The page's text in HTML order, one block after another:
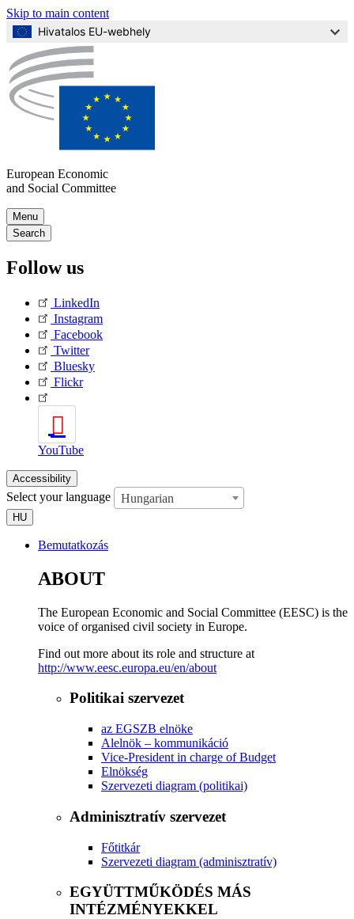
Skip to main content
Hivatalos EU-webhely
European Economic
and Social Committee
Main
navigation
(Mobile)
Menu
to
Content
Search
Follow us
LinkedIn
Instagram
Facebook
Twitter
Bluesky
Flickr
YouTube
Accessibility
Select your language Hungarian
HU
Bemutatkozás
ABOUT
The European Economic and Social Committee (EESC) is the
voice of organised civil society in Europe.
Find out more about its role and structure at
http://www.eesc.europa.eu/en/about
Politikai szervezet
az EGSZB elnöke
Alelnök – kommunikáció
Vice-President in charge of Budget
Elnökség
Szervezeti diagram (politikai)
Adminisztratív szervezet
Főtitkár
Szervezeti diagram (adminisztratív)
EGYÜTTMŰKÖDÉS MÁS
INTÉZMÉNYEKKEL